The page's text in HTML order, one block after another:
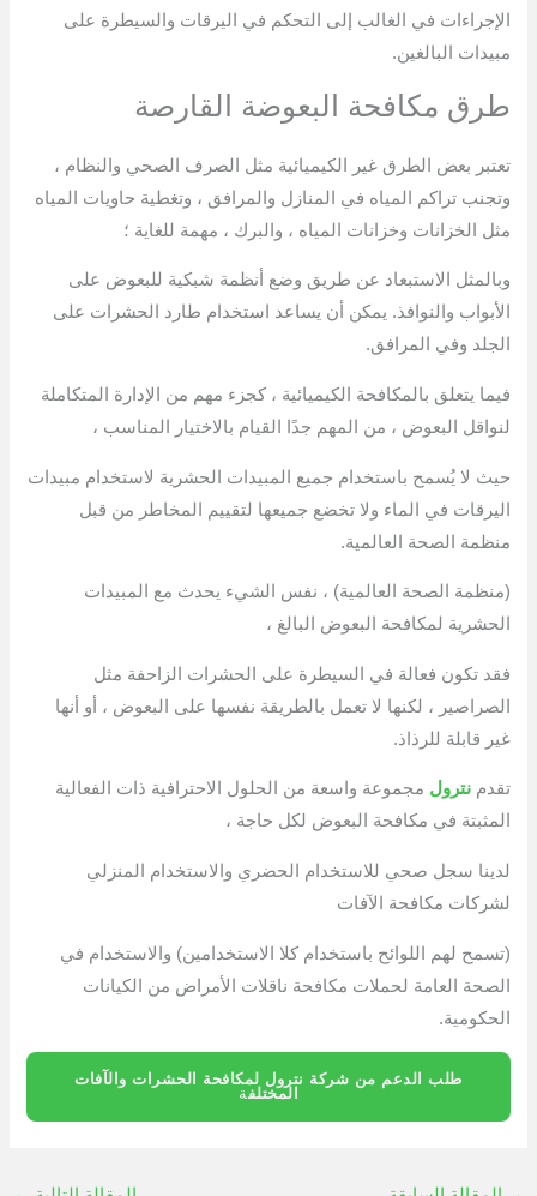
الإجراءات في الغالب إلى التحكم في اليرقات والسيطرة على
مبيدات البالغين.
طرق مكافحة البعوضة القارصة
تعتبر بعض الطرق غير الكيميائية مثل الصرف الصحي والنظام ،
وتجنب تراكم المياه في المنازل والمرافق ، وتغطية حاويات المياه
مثل الخزانات وخزانات المياه ، والبرك ، مهمة للغاية ؛
وبالمثل الاستبعاد عن طريق وضع أنظمة شبكية للبعوض على
الأبواب والنوافذ. يمكن أن يساعد استخدام طارد الحشرات على
الجلد وفي المرافق.
فيما يتعلق بالمكافحة الكيميائية ، كجزء مهم من الإدارة المتكاملة
لنواقل البعوض ، من المهم جدًا القيام بالاختيار المناسب ،
حيث لا يُسمح باستخدام جميع المبيدات الحشرية لاستخدام مبيدات
اليرقات في الماء ولا تخضع جميعها لتقييم المخاطر من قبل
منظمة الصحة العالمية.
(منظمة الصحة العالمية) ، نفس الشيء يحدث مع المبيدات
الحشرية لمكافحة البعوض البالغ ،
فقد تكون فعالة في السيطرة على الحشرات الزاحفة مثل
الصراصير ، لكنها لا تعمل بالطريقة نفسها على البعوض ، أو أنها
غير قابلة للرذاذ.
تقدمنترول مجموعة واسعة من الحلول الاحترافية ذات الفعالية
المثبتة في مكافحة البعوض لكل حاجة ،
لدينا سجل صحي للاستخدام الحضري والاستخدام المنزلي
لشركات مكافحة الآفات
(تسمح لهم اللوائح باستخدام كلا الاستخدامين) والاستخدام في
الصحة العامة لحملات مكافحة ناقلات الأمراض من الكيانات
الحكومية.
طلب الدعم من شركة نترول لمكافحة الحشرات والآفات
المختلفة